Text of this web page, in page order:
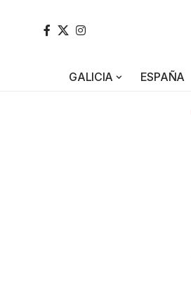
GALICIA ESPAÑA